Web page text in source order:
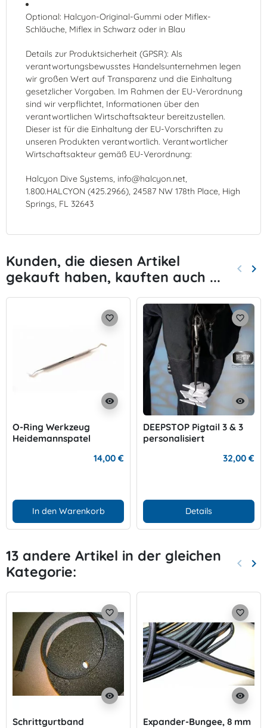
Optional: Halcyon-Original-Gummi oder Miflex-
Schläuche, Miflex in Schwarz oder in Blau
Details zur Produktsicherheit (GPSR): Als
verantwortungsbewusstes Handelsunternehmen legen
wir großen Wert auf Transparenz und die Einhaltung
gesetzlicher Vorgaben. Im Rahmen der EU-Verordnung
sind wir verpflichtet, Informationen über den
verantwortlichen Wirtschaftsakteur bereitzustellen.
Dieser ist für die Einhaltung der EU-Vorschriften zu
unseren Produkten verantwortlich. Verantwortlicher
Wirtschaftsakteur gemäß EU-Verordnung:
Halcyon Dive Systems, info@halcyon.net,
1.800.HALCYON (425.2966), 24587 NW 178th Place, High
Springs, FL 32643
Kunden, die diesen Artikel
gekauft haben, kauften auch ...
Zurück
keyboard_arrow_left keyboard_arrow_right
visibility
favorite_border
O-Ring Werkzeug
Heidemannspatel
14,00 €
In den Warenkorb
visibility
favorite_border
DEEPSTOP Pigtail 3 & 3
personalisiert
32,00 €
Details
13 andere Artikel in der gleichen
Kategorie:
Zurück
keyboard_arrow_left keyboard_arrow_right
visibility
favorite_border
Schrittgurtband
visibility
favorite_border
Expander-Bungee, 8 mm